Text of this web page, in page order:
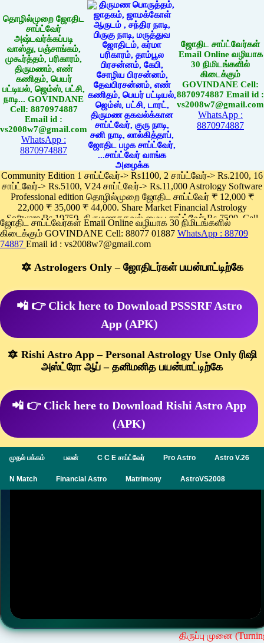
தொழில்முறை ஜோதிட
சாப்ட்வேர்
அஷ்டவர்க்கப்படி
வாஸ்து, பஞ்சாங்கம்,
முகூர்த்தம், பரிகாரம்,
திருமணம், எண்
கணிதம், பெயர்
பட்டியல், ஜெம்ஸ், பட்சி,
நாடி... GOVINDANE
Cell: 8870974887
Email id :
vs2008w7@gmail.com
WhatsApp :
8870974887
ஜோதிட சாப்ட்வேர்கள்
Email Online வழியாக
30 நிமிடங்களில்
கிடைக்கும்
GOVINDANE Cell:
8870974887 Email id :
vs2008w7@gmail.com
WhatsApp :
8870974887
Community Edition 1 சாப்ட்வேர்-> Rs1100, 2 சாப்ட்வேர்-> Rs.2100, 16
சாப்ட்வேர்-> Rs.5100, V24 சாப்ட்வேர்-> Rs.11,000 Astrology Software
Professional edition தொழில்முறை ஜோதிட சாப்ட்வேர் ₹ 12,000 ₹
22,000 ₹ 35,000 ₹ 44,000. Share Market Financial Astrology
Software Rs.19750, திருமணதகவல் மைய சாப்ட்வேர் Rs.7500, Cell
Phone App Rs. 1100
Pay online
ஜோதிட சாப்ட்வேர்கள் Email Online வழியாக 30 நிமிடங்களில்
கிடைக்கும் GOVINDANE Cell: 88077 01887 WhatsApp : 88709
74887 Email id : vs2008w7@gmail.com
🔯 Astrologers Only – ஜோதிடர்கள் பயன்பாட்டிற்கே
📲 👉 Click here to Download PSSSRF Astro
App (APK)
🔯 Rishi Astro App – Personal Astrology Use Only ரிஷி
அஸ்ட்ரோ ஆப் – தனிமனித பயன்பாட்டிற்கே
📲 👉 Click here to Download Rishi Astro App
(APK)
முதல் பக்கம் பலன் C C E சாப்ட்வேர் Pro Astro Astro V.26
N Match Financial Astro Matrimony AstroVS2008
திருப்பு முனை